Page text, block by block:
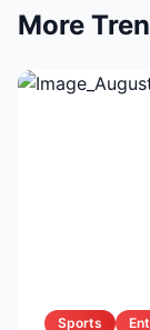
More
Sports